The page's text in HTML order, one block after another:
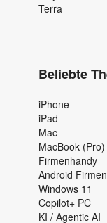
Terra
Beliebte
iPhone
iPad
Mac
MacBook (Pro)
Firmenhandy
Android
Windows 11
Copilot+ PC
KI / Agentic AI